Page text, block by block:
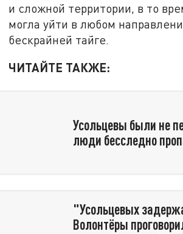
и сложной территории, в то
могла уйти в любом
бескрайней тайге.
ЧИТАЙТЕ ТАКЖЕ:
Усольцевы были не
люди бесследно
"Усольцевых
Волонтёры